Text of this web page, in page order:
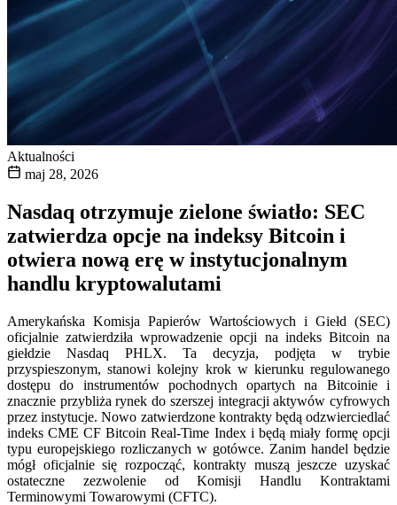
Aktualności
maj 28, 2026
Nasdaq otrzymuje zielone światło: SEC
zatwierdza opcje na indeksy Bitcoin i
otwiera nową erę w instytucjonalnym
handlu kryptowalutami
Amerykańska Komisja Papierów Wartościowych i Giełd (SEC)
oficjalnie zatwierdziła wprowadzenie opcji na indeks Bitcoin na
giełdzie Nasdaq PHLX. Ta decyzja, podjęta w trybie
przyspieszonym, stanowi kolejny krok w kierunku regulowanego
dostępu do instrumentów pochodnych opartych na Bitcoinie i
znacznie przybliża rynek do szerszej integracji aktywów cyfrowych
przez instytucje. Nowo zatwierdzone kontrakty będą odzwierciedlać
indeks CME CF Bitcoin Real-Time Index i będą miały formę opcji
typu europejskiego rozliczanych w gotówce. Zanim handel będzie
mógł oficjalnie się rozpocząć, kontrakty muszą jeszcze uzyskać
ostateczne zezwolenie od Komisji Handlu Kontraktami
Terminowymi Towarowymi (CFTC).